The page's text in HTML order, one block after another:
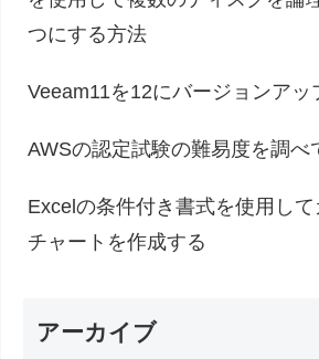
つにする方法
Veeam11を12にバージョンアッ
AWSの認定試験の難易度を調べ
Excelの条件付き書式を使用して
チャートを作成する
アーカイブ